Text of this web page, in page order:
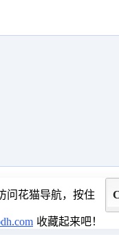
问花猫导航，按住
收藏起来吧！